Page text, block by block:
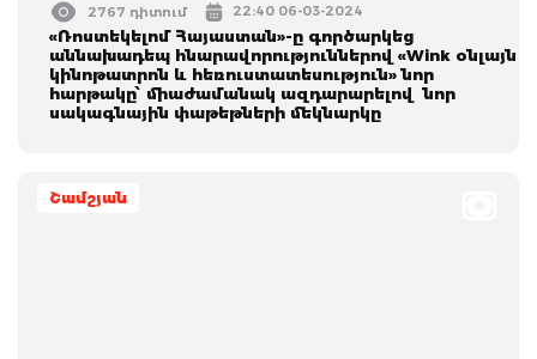
2767 դիտում 22:40 06-03-2024
«Ռոստեկելոմ Հայաստան»-ը գործարկեց
աննախադեպ հնարավորություններով «Wink օնլայն
կինոթատրոն և հեռուստատեսություն» նոր
հարթակը՝ միաժամանակ ազդարարելով նոր
սակագնային փաթեթների մեկնարկը
Շամշյան